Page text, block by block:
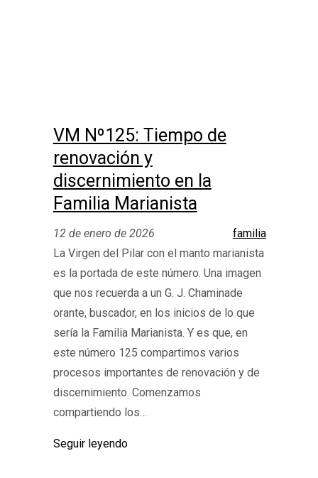
VM Nº125: Tiempo de
renovación y
discernimiento en la
Familia Marianista
12 de enero de 2026
familia
La Virgen del Pilar con el manto marianista
es la portada de este número. Una imagen
que nos recuerda a un G. J. Chaminade
orante, buscador, en los inicios de lo que
sería la Familia Marianista. Y es que, en
este número 125 compartimos varios
procesos importantes de renovación y de
discernimiento. Comenzamos
compartiendo los…
Seguir leyendo